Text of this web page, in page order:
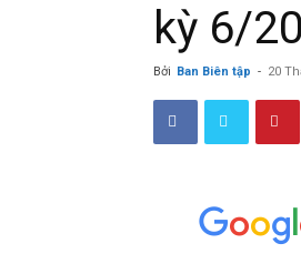
kỳ 6/
Bởi Ban Biên tập - 20